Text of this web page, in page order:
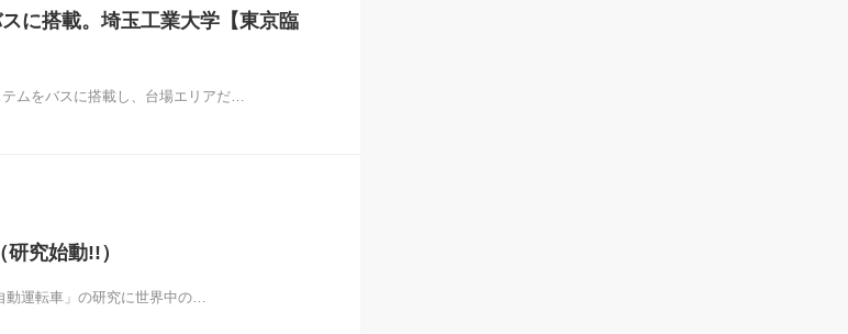
に搭載。埼玉工業大学【東京臨
ムをバスに搭載し、台場エリアだ…
究始動!!）
運転車」の研究に世界中の…